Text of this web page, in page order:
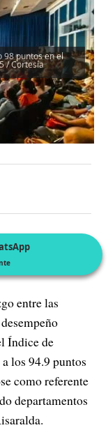
98 puntos en el
/ Cortesía
entre las
Índice de
los 94.9 puntos
como referente
departamentos